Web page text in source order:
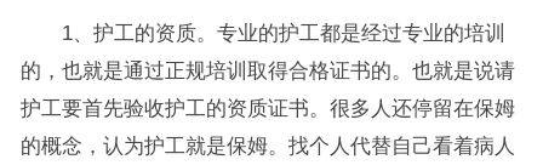
1、护工的资质。专业的护工都是经过专业的培训
的，也就是通过正规培训取得合格证书的。也就是说请
护工要首先验收护工的资质证书。很多人还停留在保姆
的概念，认为护工就是保姆。找个人代替自己看着病人